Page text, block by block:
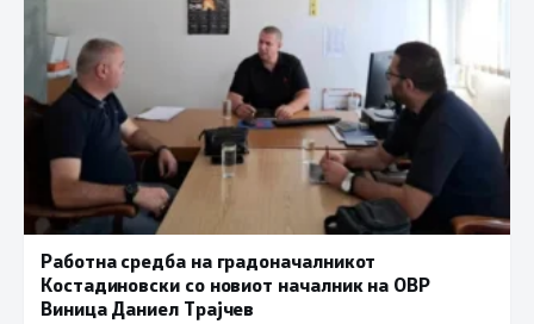
Работна средба на градоначалникот
Костадиновски со новиот началник на ОВР
Виница Даниел Трајчев